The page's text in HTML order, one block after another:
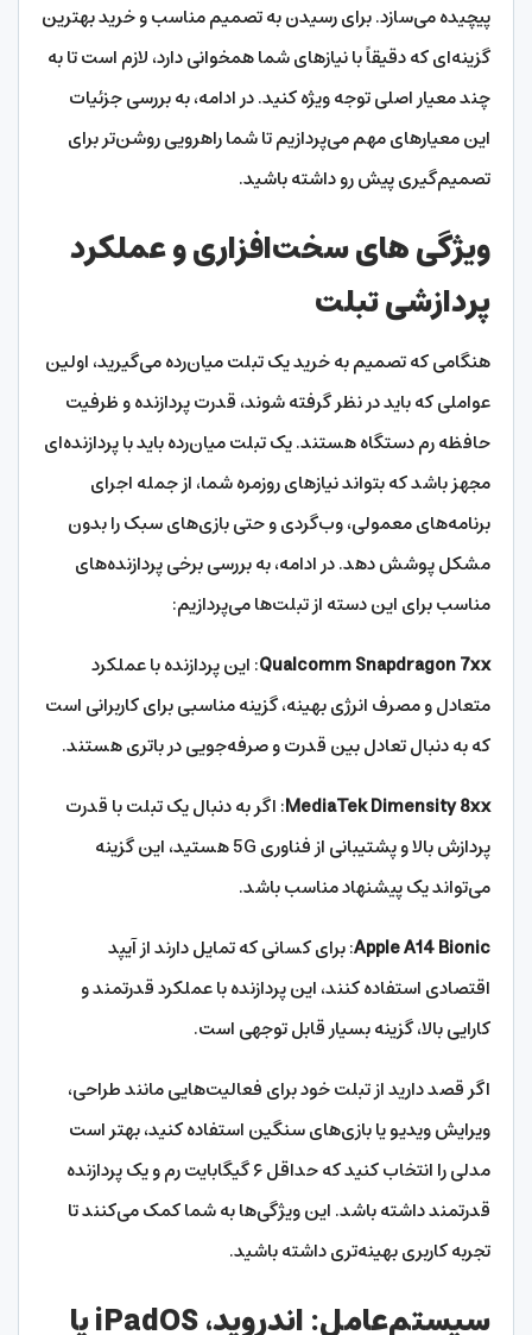
پیچیده می‌سازد. برای رسیدن به تصمیم مناسب و خرید بهترین
گزینه‌ای که دقیقاً با نیازهای شما همخوانی دارد، لازم است تا به
چند معیار اصلی توجه ویژه کنید. در ادامه، به بررسی جزئیات
این معیارهای مهم می‌پردازیم تا شما راهرویی روشن‌تر برای
تصمیم‌گیری پیش رو داشته باشید.
ویژگی های سخت‌افزاری و عملکرد
پردازشی تبلت
هنگامی که تصمیم به خرید یک تبلت میان‌رده می‌گیرید، اولین
عواملی که باید در نظر گرفته شوند، قدرت پردازنده و ظرفیت
حافظه رم دستگاه هستند. یک تبلت میان‌رده باید با پردازنده‌ای
مجهز باشد که بتواند نیازهای روزمره شما، از جمله اجرای
برنامه‌های معمولی، وب‌گردی و حتی بازی‌های سبک را بدون
مشکل پوشش دهد. در ادامه، به بررسی برخی پردازنده‌های
مناسب برای این دسته از تبلت‌ها می‌پردازیم:
Qualcomm Snapdragon 7xx: این پردازنده با عملکرد
متعادل و مصرف انرژی بهینه، گزینه مناسبی برای کاربرانی است
که به دنبال تعادل بین قدرت و صرفه‌جویی در باتری هستند.
MediaTek Dimensity 8xx: اگر به دنبال یک تبلت با قدرت
پردازش بالا و پشتیبانی از فناوری 5G هستید، این گزینه
می‌تواند یک پیشنهاد مناسب باشد.
Apple A14 Bionic: برای کسانی که تمایل دارند از آیپد
اقتصادی استفاده کنند، این پردازنده با عملکرد قدرتمند و
کارایی بالا، گزینه بسیار قابل توجهی است.
اگر قصد دارید از تبلت خود برای فعالیت‌هایی مانند طراحی،
ویرایش ویدیو یا بازی‌های سنگین استفاده کنید، بهتر است
مدلی را انتخاب کنید که حداقل ۶ گیگابایت رم و یک پردازنده
قدرتمند داشته باشد. این ویژگی‌ها به شما کمک می‌کنند تا
تجربه کاربری بهینه‌تری داشته باشید.
سیستم‌عامل: اندروید، iPadOS یا